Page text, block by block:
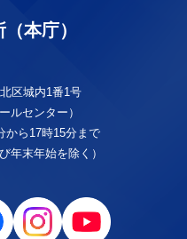
本庁）
区城内1番1号
ルセンター）
から17時15分まで
年末年始を除く）